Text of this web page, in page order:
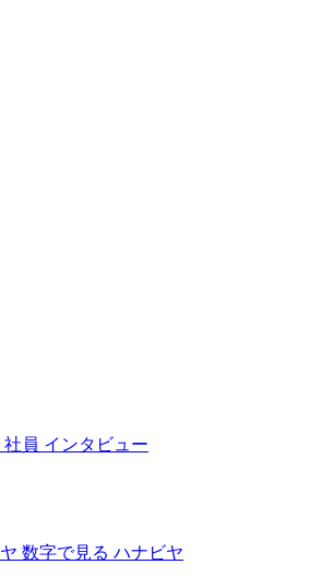
社員 インタビュー
数字で見る ハナビヤ